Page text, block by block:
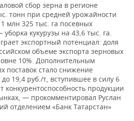
сбор зерна в регионе
тонн при средней урожайности
млн 325 тыс. га посевных
кукурузы на 43,6 тыс. га.
экспортный потенциал: доля
объеме экспорта зерновых
10%. Дополнительным
поставок стало снижение
19,4 руб./т, вступившее в силу 6
конкурентоспособность продукции
— прокомментировал Руслан
отделением «Банк Татарстан»